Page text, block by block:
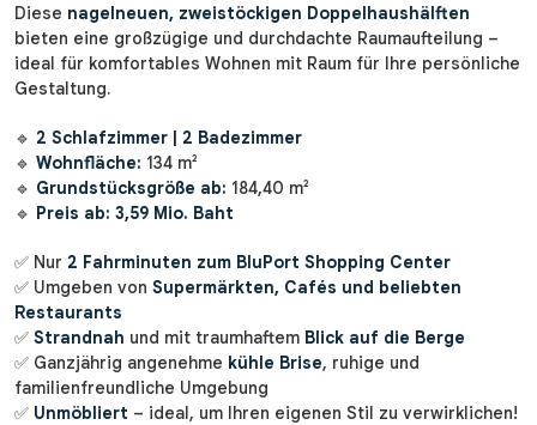
Diese nagelneuen, zweistöckigen Doppelhaushälften
bieten eine großzügige und durchdachte Raumaufteilung –
ideal für komfortables Wohnen mit Raum für Ihre persönliche
Gestaltung.
🔹 2 Schlafzimmer | 2 Badezimmer
🔹 Wohnfläche: 134 m²
🔹 Grundstücksgröße ab: 184,40 m²
🔹 Preis ab: 3,59 Mio. Baht
✅ Nur 2 Fahrminuten zum BluPort Shopping Center
✅ Umgeben von Supermärkten, Cafés und beliebten
Restaurants
✅ Strandnah und mit traumhaftem Blick auf die Berge
✅ Ganzjährig angenehme kühle Brise, ruhige und
familienfreundliche Umgebung
✅ Unmöbliert – ideal, um Ihren eigenen Stil zu verwirklichen!